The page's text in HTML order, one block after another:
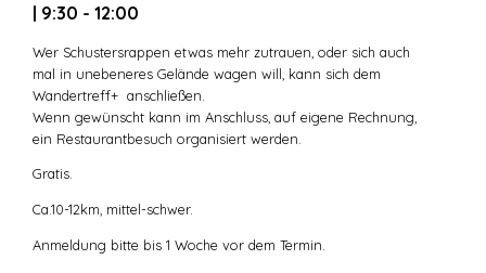
| 9:30 - 12:00
Wer Schustersrappen etwas mehr zutrauen, oder sich auch
mal in unebeneres Gelände wagen will, kann sich dem
Wandertreff+ anschließen.
Wenn gewünscht kann im Anschluss, auf eigene Rechnung,
ein Restaurantbesuch organisiert werden.
Gratis.
Ca.10-12km, mittel-schwer.
Anmeldung bitte bis 1 Woche vor dem Termin.